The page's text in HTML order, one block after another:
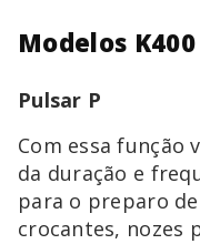
Modelos K400
Pulsar P
Com essa função
da duração e
para o preparo
crocantes, nozes